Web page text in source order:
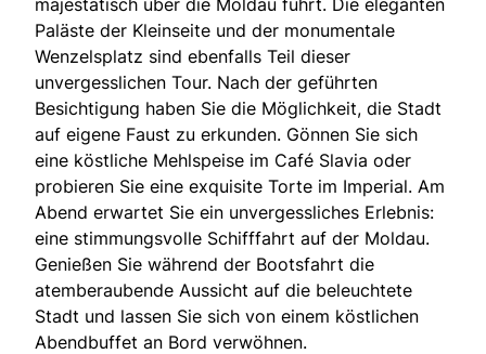
Paläste der Kleinseite und der monumentale
Wenzelsplatz sind ebenfalls Teil dieser
unvergesslichen Tour. Nach der geführten
Besichtigung haben Sie die Möglichkeit, die Stadt
auf eigene Faust zu erkunden. Gönnen Sie sich
eine köstliche Mehlspeise im Café Slavia oder
probieren Sie eine exquisite Torte im Imperial. Am
Abend erwartet Sie ein unvergessliches Erlebnis:
eine stimmungsvolle Schifffahrt auf der Moldau.
Genießen Sie während der Bootsfahrt die
atemberaubende Aussicht auf die beleuchtete
Stadt und lassen Sie sich von einem köstlichen
Abendbuffet an Bord verwöhnen.